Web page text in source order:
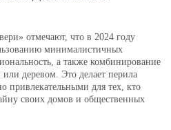
отмечают, что в 2024 году
минималистичных
а также комбинирование
деревом. Это делает перила
привлекательными для тех, кто
своих домов и общественных